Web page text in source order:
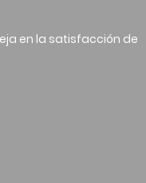
en la satisfacción de